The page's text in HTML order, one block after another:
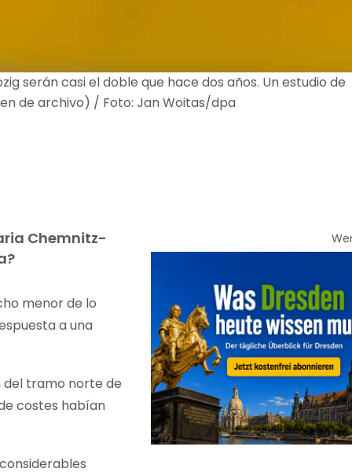
serán casi el doble que hace dos años. Un estudio de
de archivo) / Foto: Jan Woitas/dpa
Chemnitz-
menor de lo
a una
del tramo norte de
costes habían